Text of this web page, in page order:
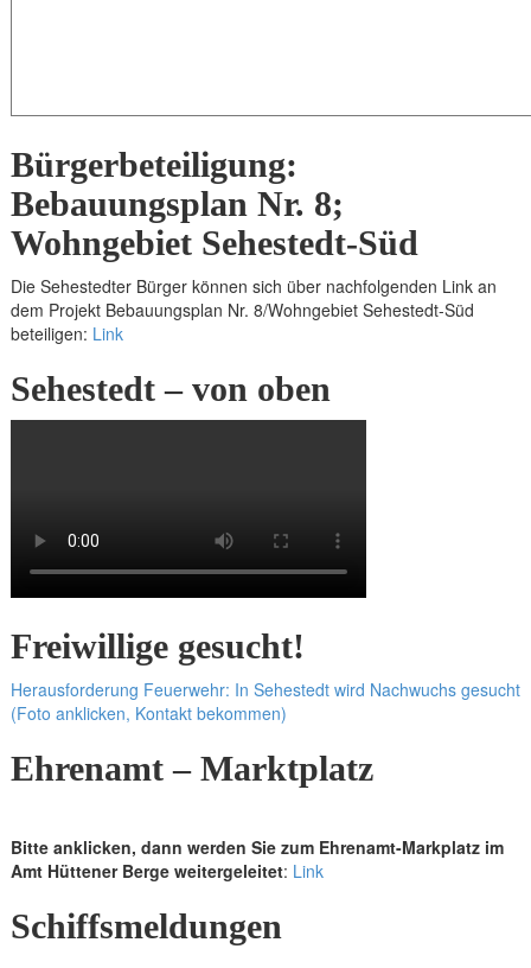
Bürgerbeteiligung:
Bebauungsplan Nr. 8;
Wohngebiet Sehestedt-Süd
Die Sehestedter Bürger können sich über nachfolgenden Link an
dem Projekt Bebauungsplan Nr. 8/Wohngebiet Sehestedt-Süd
beteiligen: Link
Sehestedt – von oben
Freiwillige gesucht!
Herausforderung Feuerwehr: In Sehestedt wird Nachwuchs gesucht
(Foto anklicken, Kontakt bekommen)
Ehrenamt – Marktplatz
Bitte anklicken, dann werden Sie zum Ehrenamt-Markplatz im
Amt Hüttener Berge weitergeleitet: Link
Schiffsmeldungen